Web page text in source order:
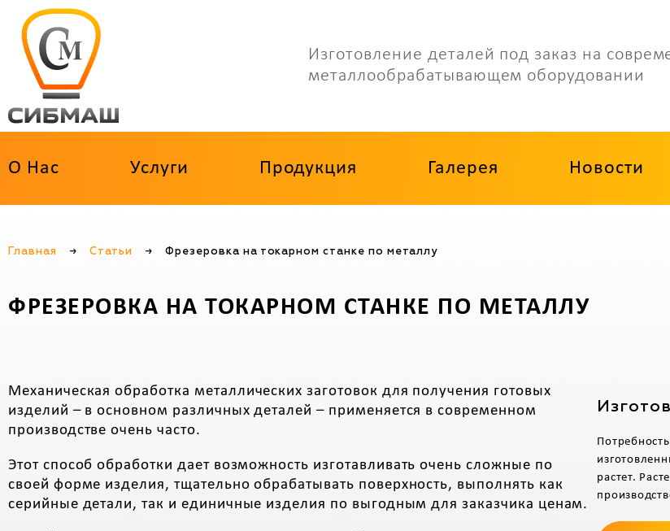
Изготовление деталей под заказ на
металлообрабатывающем оборудовании
О Нас Услуги Продукция Галерея Новости
Главная → Статьи → Фрезеровка на токарном станке по металлу
ФРЕЗЕРОВКА НА ТОКАРНОМ СТАНКЕ ПО МЕТАЛЛУ
Механическая обработка металлических заготовок для получения готовых
изделий – в основном различных деталей – применяется в современном
производстве очень часто.
Этот способ обработки дает возможность изготавливать очень сложные по
своей форме изделия, тщательно обрабатывать поверхность, выполнять как
серийные детали, так и единичные изделия по выгодным для заказчика ценам.
растет.